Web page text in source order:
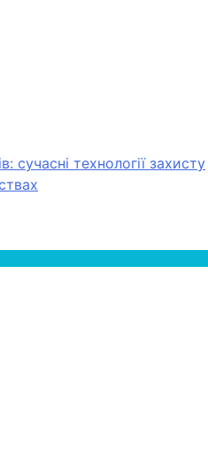
сучасні технології захисту